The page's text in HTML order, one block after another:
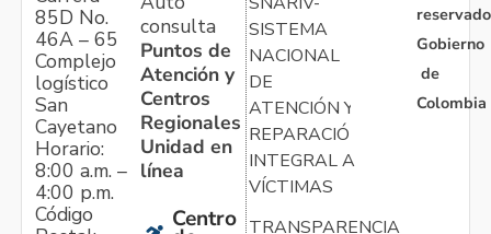
85D No.
46A – 65
Complejo
logístico
San
Cayetano
Horario:
8:00 a.m. –
4:00 p.m.
Código
consulta
Puntos de
Atención y
Centros
Regionales
Unidad en
línea
Centro
SISTEMA
NACIONAL
DE
ATENCIÓN Y
REPARACIÓN
INTEGRAL A
VÍCTIMAS
TRANSPARENCIA
Gobierno
de
Colombia